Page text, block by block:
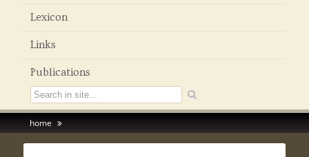
Lexicon
Links
Publications
home